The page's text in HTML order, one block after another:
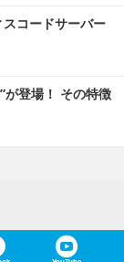
コードサーバー
が登場！ その特徴